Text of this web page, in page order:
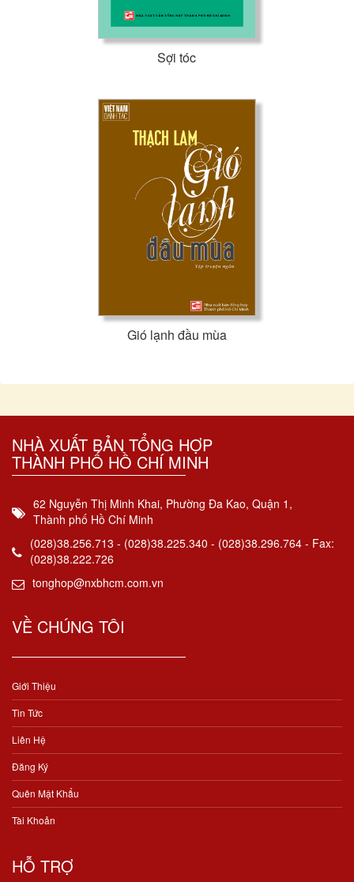
Sợi tóc
Gió lạnh đầu mùa
NHÀ XUẤT BẢN TỔNG HỢP
THÀNH PHỐ HỒ CHÍ MINH
62 Nguyễn Thị Minh Khai, Phường Đa Kao, Quận 1,
Thành phố Hồ Chí Minh
(028)38.256.713 - (028)38.225.340 - (028)38.296.764 - Fax:
(028)38.222.726
tonghop@nxbhcm.com.vn
VỀ CHÚNG TÔI
Giới Thiệu
Tin Tức
Liên Hệ
Đăng Ký
Quên Mật Khẩu
Tài Khoản
HỖ TRỢ